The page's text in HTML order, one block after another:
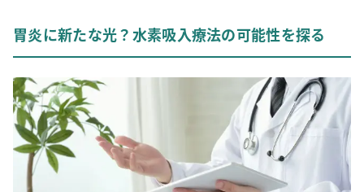
胃炎に新たな光？水素吸入療法の可能性を探る